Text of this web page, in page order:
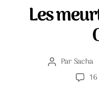
Les
Auteur
ParSacha